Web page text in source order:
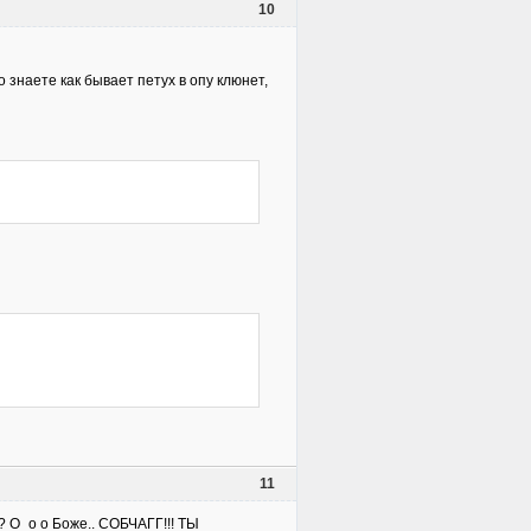
10
как бывает петух в опу клюнет,
11
? О_о о Боже.. СОБЧАГГ!!! ТЫ